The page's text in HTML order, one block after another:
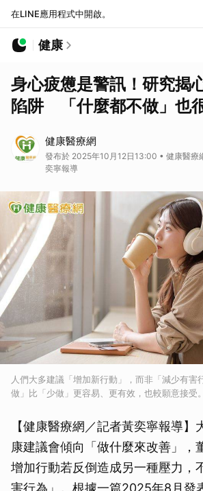
在LINE應用程式中開啟。
健康
身心疲憊是警訊！研究揭
陷阱 「什麼都不做」也
健康醫療網
發布於 2025年10月12日13:00 • 健康醫療
奕寧報導
人們大多建議「增加新行動」，而非「減少有害
做」比「少做」更容易、更有效，也較願意接受。
【健康醫療網／記者黃奕寧報導】
康建議會傾向「做什麼來改善」，
增加行動若反倒造成另一種壓力，
害行為」。根據一篇2025年8月發